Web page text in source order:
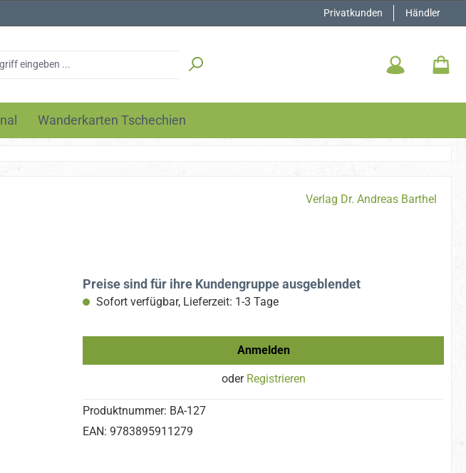
Privatkunden Händler
Wanderkarten Tschechien
Verlag Dr. Andreas Barthel
Preise sind für ihre Kundengruppe ausgeblendet
Sofort verfügbar, Lieferzeit: 1-3 Tage
Anmelden
oder Registrieren
Produktnummer: BA-127
EAN:9783895911279